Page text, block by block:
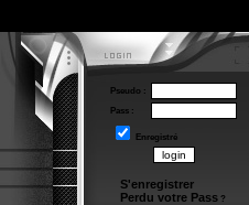
Pseudo :
Pass :
Enregistré
S'enregistrer
Perdu votre Pass ?